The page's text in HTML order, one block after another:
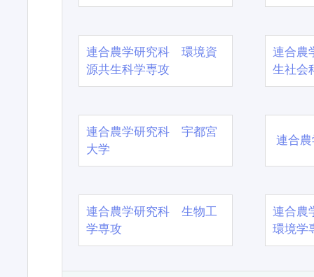
連合農学研究科 環境資
源共生科学専攻
連合農
生社会
連合農学研究科 宇都宮
大学
連合
連合農学研究科 生物工
学専攻
連合農
環境学